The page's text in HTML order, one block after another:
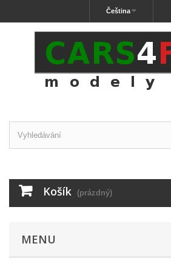
Čeština
Košík (prázdný)
MENU